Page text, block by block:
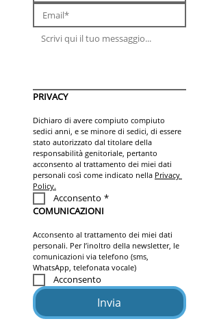
PRIVACY
Dichiaro di avere compiuto compiuto
sedici anni, e se minore di sedici, di essere
stato autorizzato dal titolare della
responsabilità genitoriale, pertanto
acconsento al trattamento dei miei dati
personali così come indicato nella Privacy
Policy.
Acconsento *
COMUNICAZIONI
Acconsento al trattamento dei miei dati
personali. Per l’inoltro della newsletter, le
comunicazioni via telefono (sms,
WhatsApp, telefonata vocale)
Acconsento
Invia